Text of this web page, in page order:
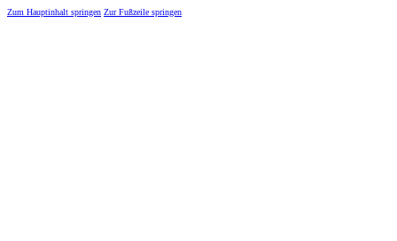
Zum Hauptinhalt springen Zur Fußzeile springen